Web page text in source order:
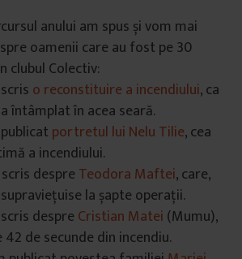
anului am spus și vom mai
oamenii care au fost pe 30
clubul Colectiv:
o reconstituire a incendiului, ca
întâmplat în acea seară.
portretul lui Nelu Tilie, cea
a incendiului.
despre Teodora Maftei, care,
la șapte operații.
despre Cristian Matei (Mumu),
de secunde din incendiu.